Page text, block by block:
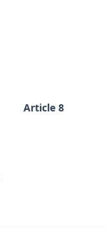
Article 8